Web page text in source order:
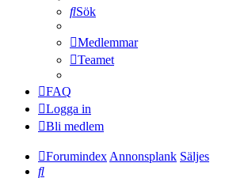
Sök
Medlemmar
Teamet
FAQ
Logga in
Bli medlem
Forumindex Annonsplank Säljes
Sök